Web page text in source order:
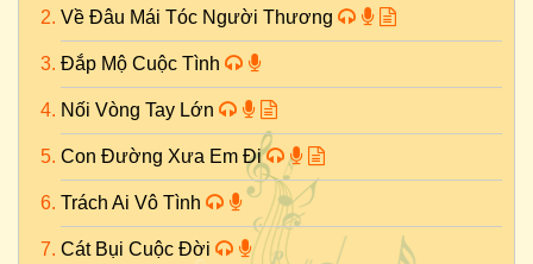
Về Đâu Mái Tóc Người Thương
Đắp Mộ Cuộc Tình
Nối Vòng Tay Lớn
Con Đường Xưa Em Đi
Trách Ai Vô Tình
Cát Bụi Cuộc Đời